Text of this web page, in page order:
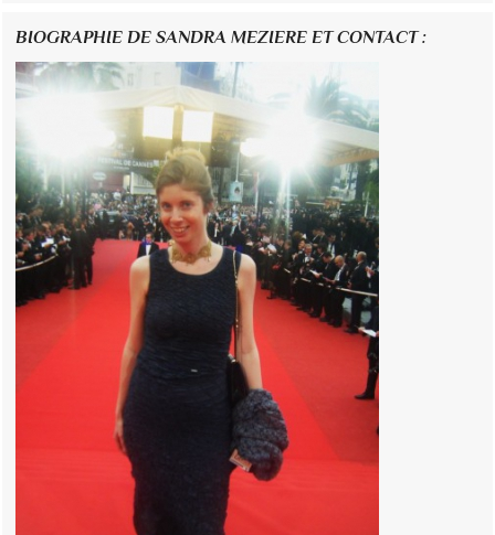
BIOGRAPHIE DE SANDRA MEZIERE ET CONTACT :